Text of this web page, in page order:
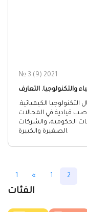
№ 3 (9) 2021
والتكنولوجيا. التعارف
الكيميائية.
قيادية في المجالات
الحكومية، والشركات
الصغيرة والكبيرة.
1 « 1 2
الفئات